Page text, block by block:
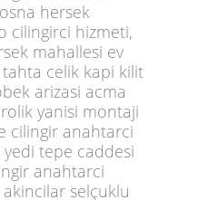
hersek
cilingirci hizmeti,
mahallesi ev
celik kapi kilit
arizasi acma
yanisi montaji
cilingir anahtarci
tepe caddesi
anahtarci
selçuklu